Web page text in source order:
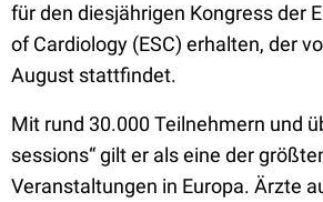
für den diesjährigen Kongress der
of Cardiology (ESC) erhalten, der
August stattfindet.
Mit rund 30.000 Teilnehmern und
sessions“ gilt er als eine der
Veranstaltungen in Europa. Ärzte